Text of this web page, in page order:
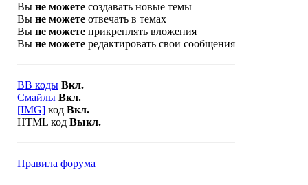
Вы не можете создавать новые темы
Вы не можете отвечать в темах
Вы не можете прикреплять вложения
Вы не можете редактировать свои сообщения
BB коды Вкл.
Смайлы Вкл.
[IMG] код Вкл.
HTML код Выкл.
Правила форума